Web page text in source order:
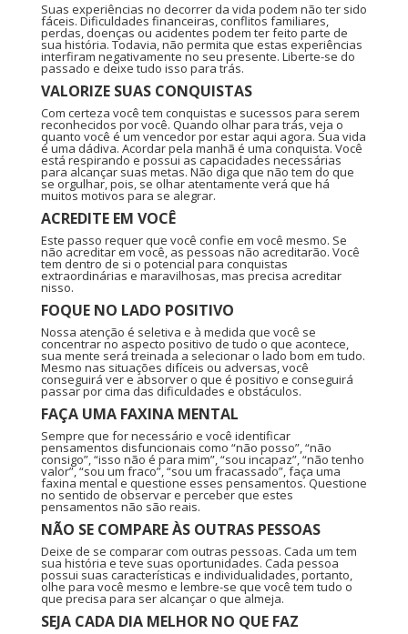
Suas experiências no decorrer da vida podem não ter sido
fáceis. Dificuldades financeiras, conflitos familiares,
perdas, doenças ou acidentes podem ter feito parte de
sua história. Todavia, não permita que estas experiências
interfiram negativamente no seu presente. Liberte-se do
passado e deixe tudo isso para trás.
VALORIZE SUAS CONQUISTAS
Com certeza você tem conquistas e sucessos para serem
reconhecidos por você. Quando olhar para trás, veja o
quanto você é um vencedor por estar aqui agora. Sua vida
é uma dádiva. Acordar pela manhã é uma conquista. Você
está respirando e possui as capacidades necessárias
para alcançar suas metas. Não diga que não tem do que
se orgulhar, pois, se olhar atentamente verá que há
muitos motivos para se alegrar.
ACREDITE EM VOCÊ
Este passo requer que você confie em você mesmo. Se
não acreditar em você, as pessoas não acreditarão. Você
tem dentro de si o potencial para conquistas
extraordinárias e maravilhosas, mas precisa acreditar
nisso.
FOQUE NO LADO POSITIVO
Nossa atenção é seletiva e à medida que você se
concentrar no aspecto positivo de tudo o que acontece,
sua mente será treinada a selecionar o lado bom em tudo.
Mesmo nas situações difíceis ou adversas, você
conseguirá ver e absorver o que é positivo e conseguirá
passar por cima das dificuldades e obstáculos.
FAÇA UMA FAXINA MENTAL
Sempre que for necessário e você identificar
pensamentos disfuncionais como “não posso”, “não
consigo”, “isso não é para mim”, “sou incapaz”, “não tenho
valor”, “sou um fraco”, “sou um fracassado”, faça uma
faxina mental e questione esses pensamentos. Questione
no sentido de observar e perceber que estes
pensamentos não são reais.
NÃO SE COMPARE ÀS OUTRAS PESSOAS
Deixe de se comparar com outras pessoas. Cada um tem
sua história e teve suas oportunidades. Cada pessoa
possui suas características e individualidades, portanto,
olhe para você mesmo e lembre-se que você tem tudo o
que precisa para ser alcançar o que almeja.
SEJA CADA DIA MELHOR NO QUE FAZ